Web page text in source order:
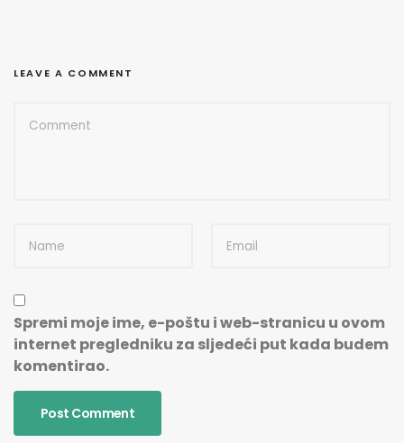
LEAVE A COMMENT
Spremi moje ime, e-poštu i web-stranicu u ovom
internet pregledniku za sljedeći put kada budem
komentirao.